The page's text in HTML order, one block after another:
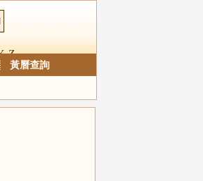
Z
黃曆查詢